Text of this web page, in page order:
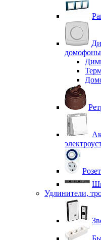
домофоны
Удлинители,